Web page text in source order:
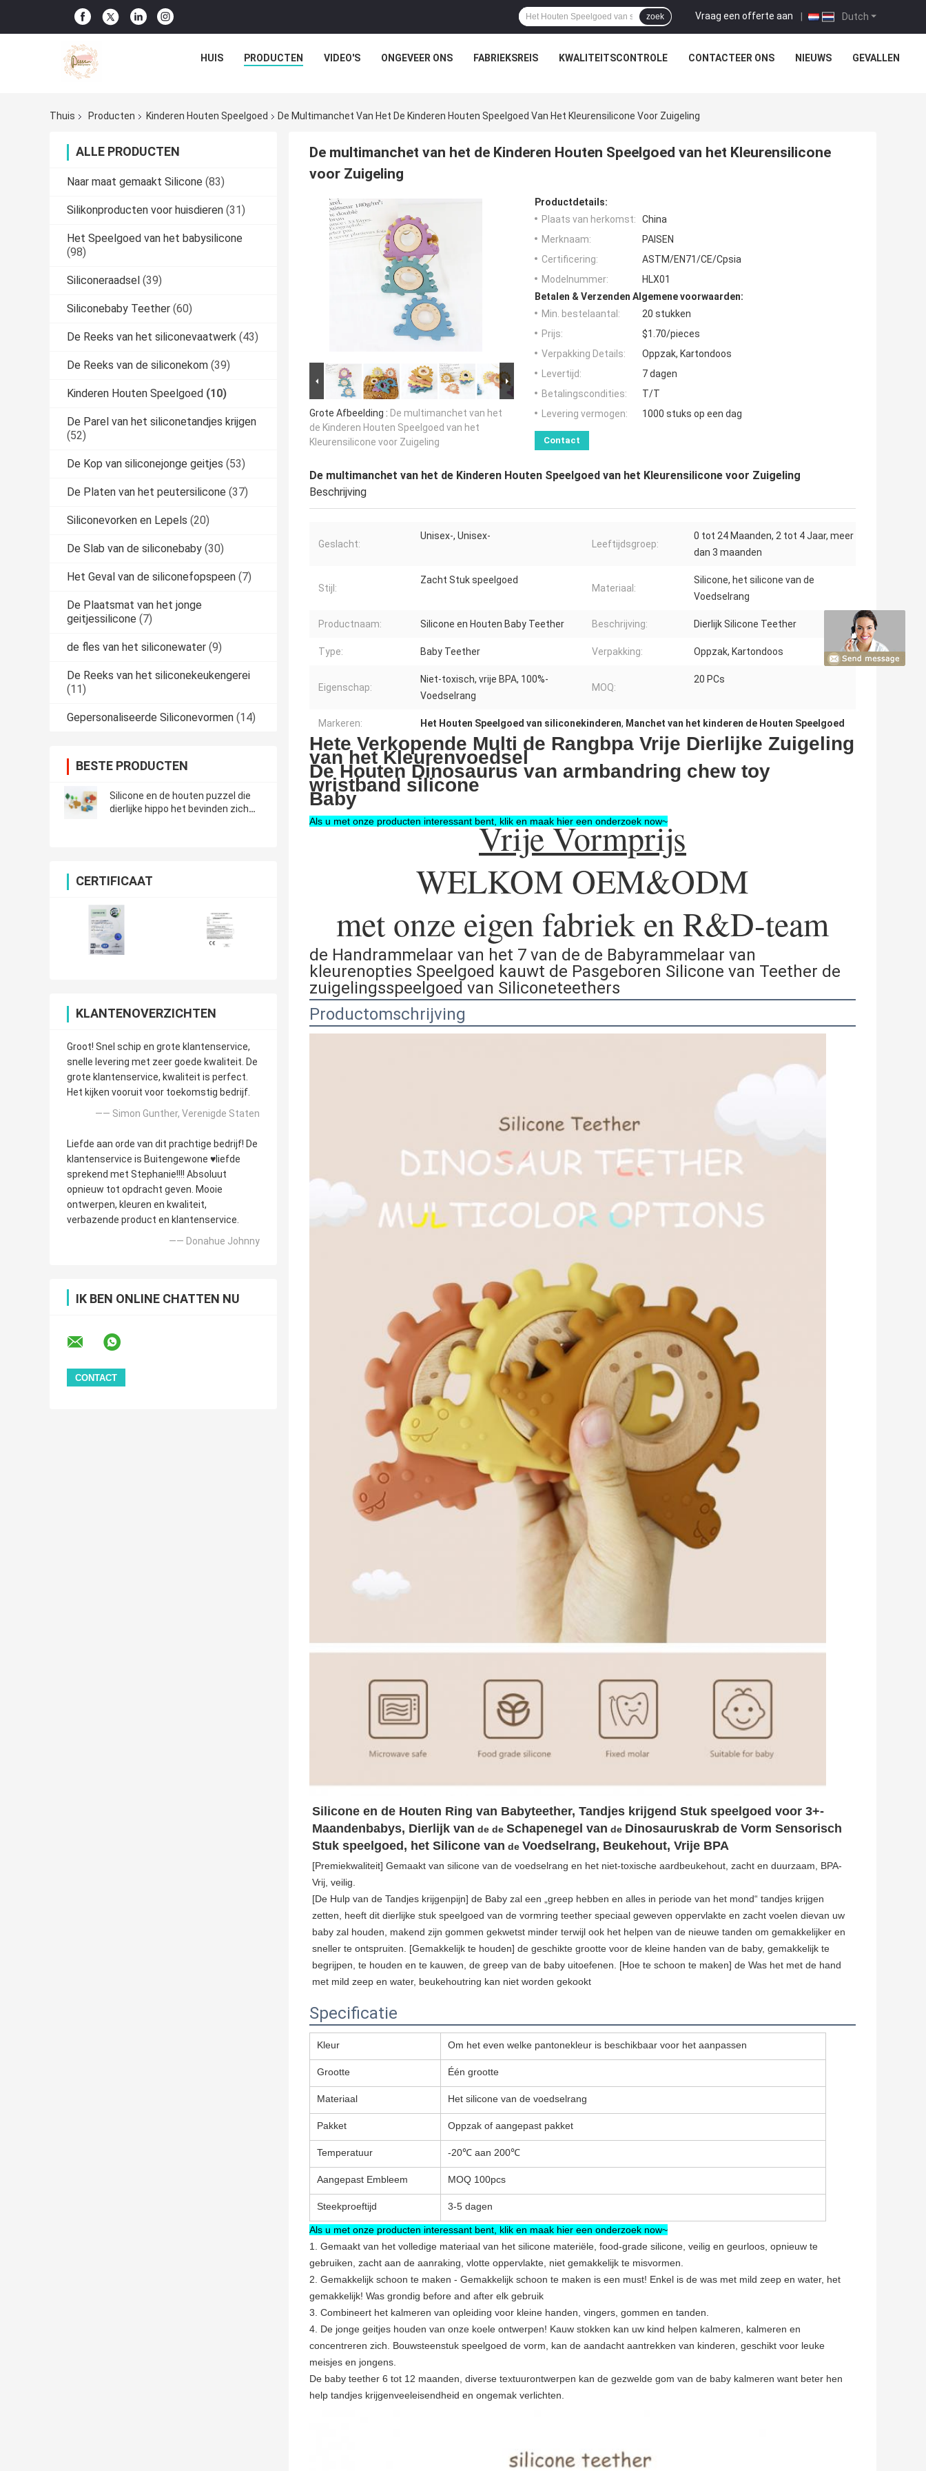
Dutch
Vraag een offerte aan |
zoek
HUIS PRODUCTEN VIDEO'S ONGEVEER ONS FABRIEKSREIS KWALITEITSCONTROLE CONTACTEER ONS NIEUWS GEVALLEN
Thuis Producten Kinderen Houten Speelgoed De Multimanchet Van Het De Kinderen Houten Speelgoed Van Het Kleurensilicone Voor Zuigeling
ALLE PRODUCTEN
Naar maat gemaakt Silicone (83)
Silikonproducten voor huisdieren (31)
Het Speelgoed van het babysilicone
(98)
Siliconeraadsel (39)
Siliconebaby Teether (60)
De Reeks van het siliconevaatwerk (43)
De Reeks van de siliconekom (39)
Kinderen Houten Speelgoed (10)
De Parel van het siliconetandjes krijgen
(52)
De Kop van siliconejonge geitjes (53)
De Platen van het peutersilicone (37)
Siliconevorken en Lepels (20)
De Slab van de siliconebaby (30)
Het Geval van de siliconefopspeen (7)
De Plaatsmat van het jonge
geitjessilicone (7)
de fles van het siliconewater (9)
De Reeks van het siliconekeukengerei
(11)
Gepersonaliseerde Siliconevormen (14)
BESTE PRODUCTEN
Silicone en de houten puzzel die
dierlijke hippo het bevinden zich
CERTIFICAAT
KLANTENOVERZICHTEN
Groot! Snel schip en grote klantenservice,
snelle levering met zeer goede kwaliteit. De
grote klantenservice, kwaliteit is perfect.
Het kijken vooruit voor toekomstig bedrijf.
—— Simon Gunther, Verenigde Staten
Liefde aan orde van dit prachtige bedrijf! De
klantenservice is Buitengewone ♥️liefde
sprekend met Stephanie!!!! Absoluut
opnieuw tot opdracht geven. Mooie
ontwerpen, kleuren en kwaliteit,
verbazende product en klantenservice.
—— Donahue Johnny
IK BEN ONLINE CHATTEN NU
De multimanchet van het de Kinderen Houten Speelgoed van het Kleurensilicone
voor Zuigeling
Grote Afbeelding : De multimanchet van het
de Kinderen Houten Speelgoed van het
Kleurensilicone voor Zuigeling
Productdetails:
Plaats van herkomst:
China
Merknaam:
PAISEN
Certificering:
ASTM/EN71/CE/Cpsia
Modelnummer:
HLX01
Betalen & Verzenden Algemene voorwaarden:
Min. bestelaantal:
20 stukken
Prijs:
$1.70/pieces
Verpakking Details:
Oppzak, Kartondoos
Levertijd:
7 dagen
Betalingscondities:
T/T
Levering vermogen:
1000 stuks op een dag
Contact
De multimanchet van het de Kinderen Houten Speelgoed van het Kleurensilicone voor Zuigeling
Beschrijving
Geslacht:
Unisex-, Unisex-
Leeftijdsgroep:
0 tot 24 Maanden, 2 tot 4 Jaar, meer
dan 3 maanden
Stijl:
Zacht Stuk speelgoed
Materiaal:
Silicone, het silicone van de
Voedselrang
Productnaam: Silicone en Houten Baby Teether Beschrijving: Dierlijk Silicone Teether
Type: Baby Teether Verpakking: Oppzak, Kartondoos
Eigenschap:
Niet-toxisch, vrije BPA, 100%-
Voedselrang
MOQ:
20 PCs
Markeren: Het Houten Speelgoed van siliconekinderen, Manchet van het kinderen de Houten Speelgoed
Hete Verkopende Multi de Rangbpa Vrije Dierlijke Zuigeling
van het Kleurenvoedsel
De Houten Dinosaurus van armbandring chew toy
wristband silicone
Baby
Als u met onze producten interessant bent, klik en maak hier een onderzoek now~
Vrije Vormprijs
WELKOM OEM&ODM
met onze eigen fabriek en R&D-team
de Handrammelaar van het 7 van de de Babyrammelaar van
kleurenopties Speelgoed kauwt de Pasgeboren Silicone van Teether de
zuigelingsspeelgoed van Siliconeteethers
Productomschrijving
Silicone en de Houten Ring van Babyteether, Tandjes krijgend Stuk speelgoed voor 3+-
Maandenbabys, Dierlijk van de de Schapenegel van de Dinosauruskrab de Vorm Sensorisch
Stuk speelgoed, het Silicone van de Voedselrang, Beukehout, Vrije BPA
[Premiekwaliteit] Gemaakt van silicone van de voedselrang en het niet-toxische aardbeukehout, zacht en duurzaam, BPA-
Vrij, veilig.
[De Hulp van de Tandjes krijgenpijn] de Baby zal een „greep hebben en alles in periode van het mond“ tandjes krijgen
zetten, heeft dit dierlijke stuk speelgoed van de vormring teether speciaal geweven oppervlakte en zacht voelen dievan uw
baby zal houden, makend zijn gommen gekwetst minder terwijl ook het helpen van de nieuwe tanden om gemakkelijker en
sneller te ontspruiten. [Gemakkelijk te houden] de geschikte grootte voor de kleine handen van de baby, gemakkelijk te
begrijpen, te houden en te kauwen, de greep van de baby uitoefenen. [Hoe te schoon te maken] de Was het met de hand
met mild zeep en water, beukehoutring kan niet worden gekookt
Specificatie
Kleur Om het even welke pantonekleur is beschikbaar voor het aanpassen
Grootte Één grootte
Materiaal Het silicone van de voedselrang
Pakket Oppzak of aangepast pakket
Temperatuur -20℃ aan 200℃
Aangepast Embleem MOQ 100pcs
Steekproeftijd 3-5 dagen
Als u met onze producten interessant bent, klik en maak hier een onderzoek now~
1. Gemaakt van het volledige materiaal van het silicone materiële, food-grade silicone, veilig en geurloos, opnieuw te
gebruiken, zacht aan de aanraking, vlotte oppervlakte, niet gemakkelijk te misvormen.
2. Gemakkelijk schoon te maken - Gemakkelijk schoon te maken is een must! Enkel is de was met mild zeep en water, het
gemakkelijk! Was grondig before and after elk gebruik
3. Combineert het kalmeren van opleiding voor kleine handen, vingers, gommen en tanden.
4. De jonge geitjes houden van onze koele ontwerpen! Kauw stokken kan uw kind helpen kalmeren, kalmeren en
concentreren zich. Bouwsteenstuk speelgoed de vorm, kan de aandacht aantrekken van kinderen, geschikt voor leuke
meisjes en jongens.
De baby teether 6 tot 12 maanden, diverse textuurontwerpen kan de gezwelde gom van de baby kalmeren want beter hen
help tandjes krijgenveeleisendheid en ongemak verlichten.